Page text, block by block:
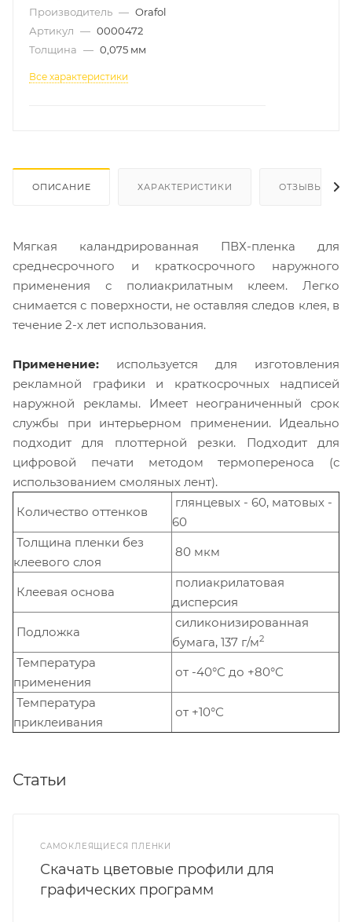
Производитель — Orafol
Артикул — 0000472
Толщина — 0,075 мм
Все характеристики
ОПИСАНИЕ ХАРАКТЕРИСТИКИ ОТЗЫВЫ
Мягкая каландрированная ПВХ-пленка для
среднесрочного и краткосрочного наружного
применения с полиакрилатным клеем. Легко
снимается с поверхности, не оставляя следов клея, в
течение 2-х лет использования.
Применение: используется для изготовления
рекламной графики и краткосрочных надписей
наружной рекламы. Имеет неограниченный срок
службы при интерьерном применении. Идеально
подходит для плоттерной резки. Подходит для
цифровой печати методом термопереноса (с
использованием смоляных лент).
Количество оттенков
глянцевых - 60, матовых -
60
Толщина пленки без
клеевого слоя
80 мкм
Клеевая основа
полиакрилатовая
дисперсия
Подложка
силиконизированная
бумага, 137 г/м2
Температура
применения
от -40°С до +80°С
Температура
приклеивания
от +10°С
Статьи
САМОКЛЕЯЩИЕСЯ ПЛЕНКИ
Скачать цветовые профили для
графических программ